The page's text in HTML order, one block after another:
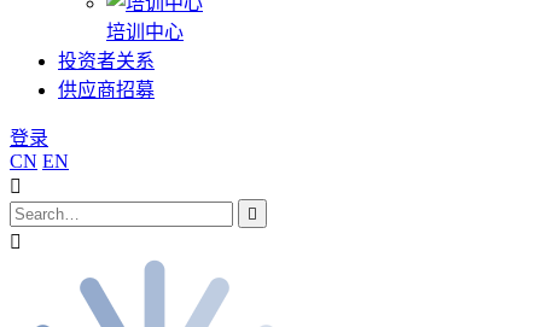
培训中心
投资者关系
供应商招募
登录
CN EN